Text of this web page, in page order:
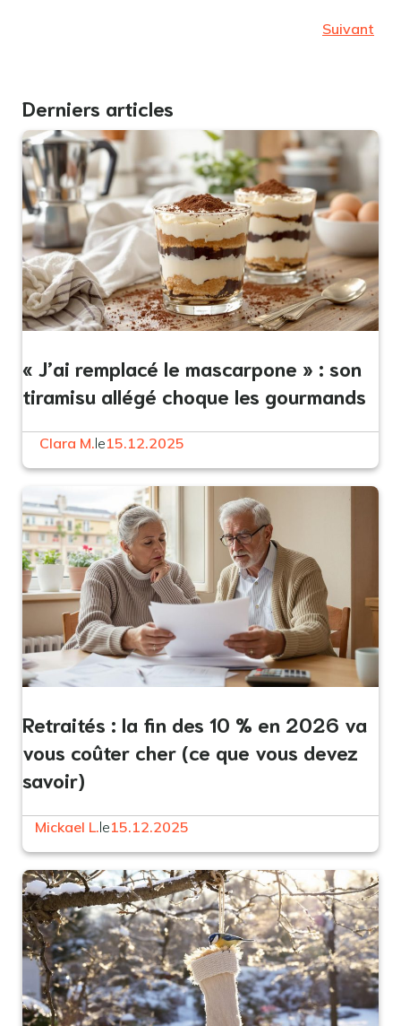
Suivant
Derniers articles
« J’ai remplacé le mascarpone » : son
tiramisu allégé choque les gourmands
Clara M.le15.12.2025
Retraités : la fin des 10 % en 2026 va
vous coûter cher (ce que vous devez
savoir)
Mickael L.le15.12.2025